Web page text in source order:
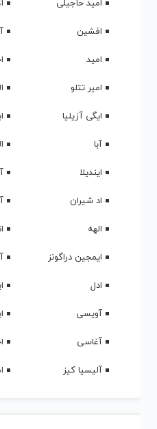
افشین
امید
امیر تتلو
ایگی آزیلیا
آبا
ایندیلا
اد شیران
الهه
ایمجین دراگونز
ادل
آویسی
آغاسی
آلیسیا کیز